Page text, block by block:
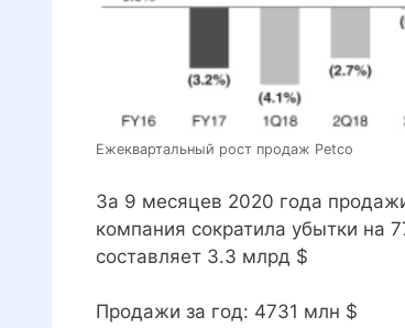
Ежеквартальный рост продаж Petco
За 9 месяцев 2020 года
компания сократила убытки на
составляет 3.3 млрд $
Продажи за год: 4731 млн $